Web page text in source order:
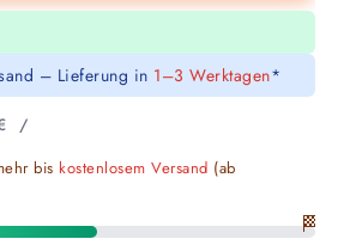
– Lieferung in 1–3 Werktagen*
/
bis kostenlosem Versand (ab
🏁